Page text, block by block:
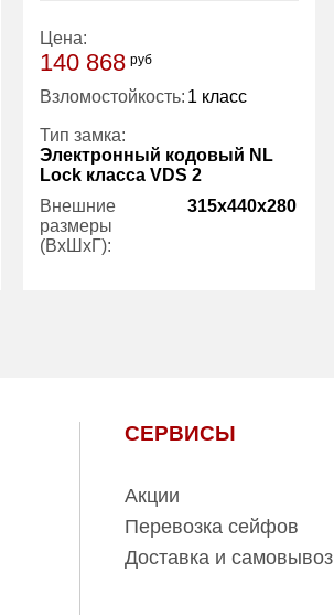
Цена:
140 868 руб
Взломостойкость: 1 класс
Тип замка:
Электронный кодовый NL
Lock класса VDS 2
Внешние
размеры
(ВхШхГ):
315x440x280
5 лет
СЕРВИСЫ
Акции
Перевозка сейфов
Доставка и самовывоз